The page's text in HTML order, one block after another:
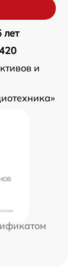
лет
и